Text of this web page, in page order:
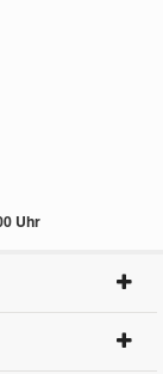
Uhr